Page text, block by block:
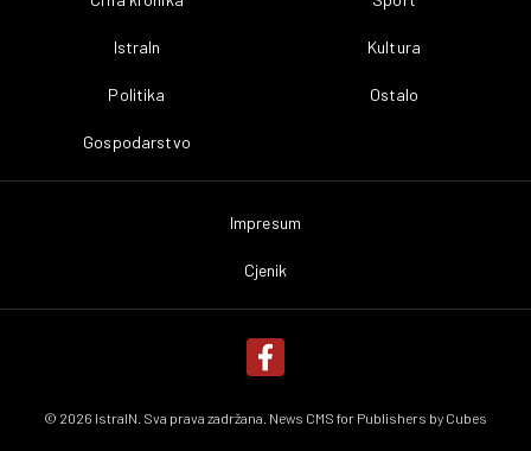
IstraIn
Politika
Gospodarstvo
Kultura
Ostalo
Impresum
Cjenik
© 2026 IstraIN. Sva prava zadržana. News CMS for Publishers by Cubes